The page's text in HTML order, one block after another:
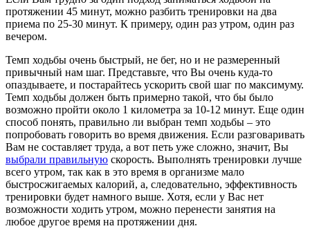
протяжении 45 минут, можно разбить тренировки на два
приема по 25-30 минут. К примеру, один раз утром, один раз
вечером.
Темп ходьбы очень быстрый, не бег, но и не размеренный
привычный нам шаг. Представьте, что Вы очень куда-то
опаздываете, и постарайтесь ускорить свой шаг по максимуму.
Темп ходьбы должен быть примерно такой, что бы было
возможно пройти около 1 километра за 10-12 минут. Еще один
способ понять, правильно ли выбран темп ходьбы – это
попробовать говорить во время движения. Если разговаривать
Вам не составляет труда, а вот петь уже сложно, значит, Вы
выбрали правильную скорость. Выполнять тренировки лучше
всего утром, так как в это время в организме мало
быстросжигаемых калорий, а, следовательно, эффективность
тренировки будет намного выше. Хотя, если у Вас нет
возможности ходить утром, можно перенести занятия на
любое другое время на протяжении дня.